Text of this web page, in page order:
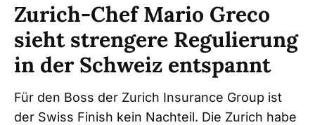
Zurich-Chef Mario Greco
sieht strengere Regulierung
in der Schweiz entspannt
Für den Boss der Zurich Insurance Group ist
der Swiss Finish kein Nachteil. Die Zurich habe